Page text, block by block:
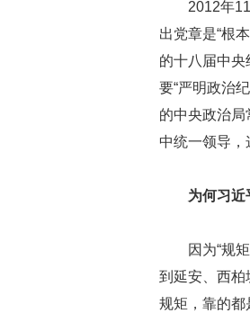
2012年
出党章是“根
的十八届中央
要“严明政治
的中央政治
中统一领导，
为何习近
因为“规
到延安、西柏
规矩，靠的都